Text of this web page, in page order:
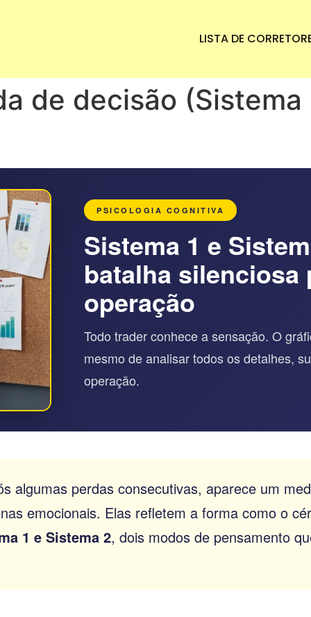
LISTA DE
de decisão (Sistema
PSICOLOGIA COGNITIVA
Sistema 1 e
batalha silenciosa
operação
Todo trader conhece a sensação. O
mesmo de analisar todos os detalhes,
operação.
algumas perdas consecutivas, aparece um
emocionais. Elas refletem a forma como o
1 e Sistema 2, dois modos de pensamento